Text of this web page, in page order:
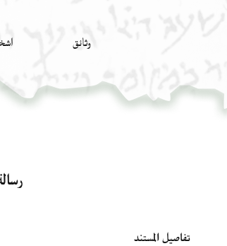
وثائق
تفاصيل المستند